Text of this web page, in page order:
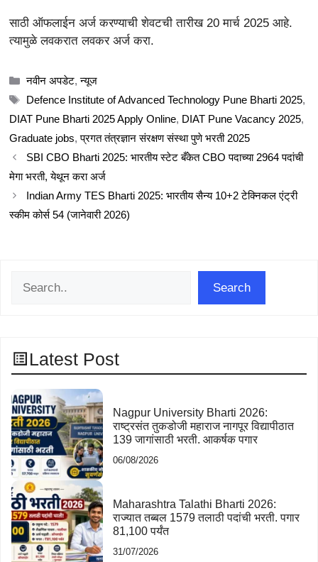
साठी ऑफलाईन अर्ज करण्याची शेवटची तारीख 20 मार्च 2025 आहे.
त्यामुळे लवकरात लवकर अर्ज करा.
Categories
नवीन अपडेट,न्यूज
Tags
Defence Institute of Advanced Technology Pune Bharti 2025,
DIAT Pune Bharti 2025 Apply Online, DIAT Pune Vacancy 2025,
Graduate jobs,प्रगत तंत्रज्ञान संरक्षण संस्था पुणे भरती 2025
SBI CBO Bharti 2025: भारतीय स्टेट बँकेत CBO पदाच्या 2964 पदांची
मेगा भरती, येथून करा अर्ज
Indian Army TES Bharti 2025: भारतीय सैन्य 10+2 टेक्निकल एंट्री
स्कीम कोर्स 54 (जानेवारी 2026)
Search
Latest Post
Nagpur University Bharti 2026:
राष्ट्रसंत तुकडोजी महाराज नागपूर विद्यापीठात
139 जागांसाठी भरती. आकर्षक पगार
06/08/2026
Maharashtra Talathi Bharti 2026:
राज्यात तब्बल 1579 तलाठी पदांची भरती. पगार
81,100 पर्यंत
31/07/2026